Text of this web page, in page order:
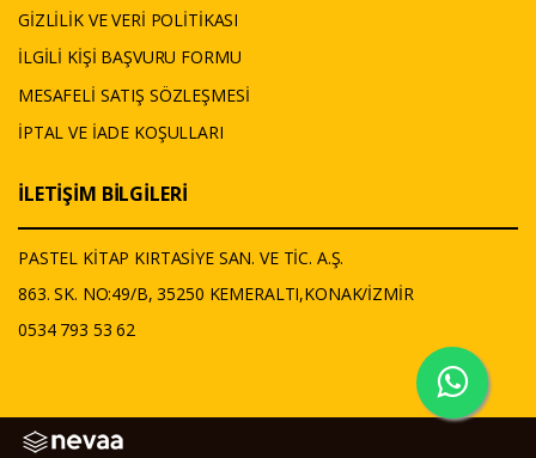
GİZLİLİK VE VERİ POLİTİKASI
İLGİLİ KİŞİ BAŞVURU FORMU
MESAFELİ SATIŞ SÖZLEŞMESİ
İPTAL VE İADE KOŞULLARI
İLETİŞİM BİLGİLERİ
PASTEL KİTAP KIRTASİYE SAN. VE TİC. A.Ş.
863. SK. NO:49/B, 35250 KEMERALTI,KONAK/İZMİR
0534 793 53 62